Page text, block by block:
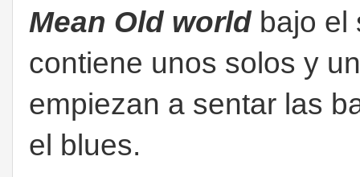
Mean Old worldbajo el
contiene unos solos y
empiezan a sentar las
el blues.